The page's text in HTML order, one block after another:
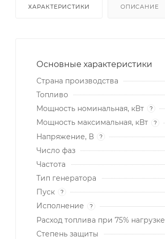
ХАРАКТЕРИСТИКИ ОПИСАНИЕ
Основные характеристики
Страна производства
Топливо
Мощность номинальная, кВт
?
Мощность максимальная, кВт
?
Напряжение, В
?
Число фаз
Частота
Тип генератора
Пуск
?
Исполнение
?
Расход топлива при 75% нагрузке
Степень защиты